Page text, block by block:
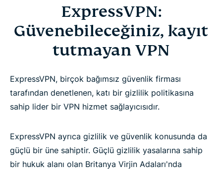
ExpressVPN:
Güvenebileceğiniz, kayıt
tutmayan VPN
ExpressVPN, birçok bağımsız güvenlik firması
tarafından denetlenen, katı bir gizlilik politikasına
sahip lider bir VPN hizmet sağlayıcısıdır.
ExpressVPN ayrıca gizlilik ve güvenlik konusunda da
güçlü bir üne sahiptir. Güçlü gizlilik yasalarına sahip
bir hukuk alanı olan Britanya Virjin Adaları'nda